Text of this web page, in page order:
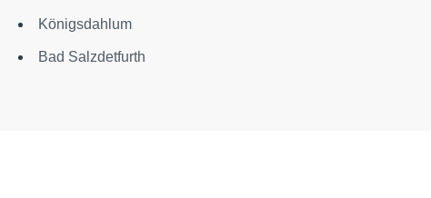
Königsdahlum
Bad Salzdetfurth